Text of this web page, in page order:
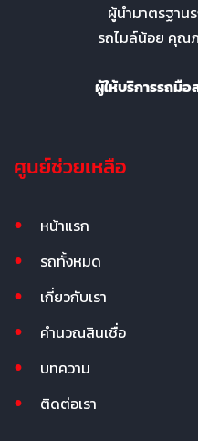
ผู้นำมาตรฐาน
รถไมล์น้อย คุณ
ผู้ให้บริการรถมื
ศูนย์ช่วยเหลือ
หน้าแรก
รถทั้งหมด
เกี่ยวกับเรา
คำนวณสินเชื่อ
บทความ
ติดต่อเรา